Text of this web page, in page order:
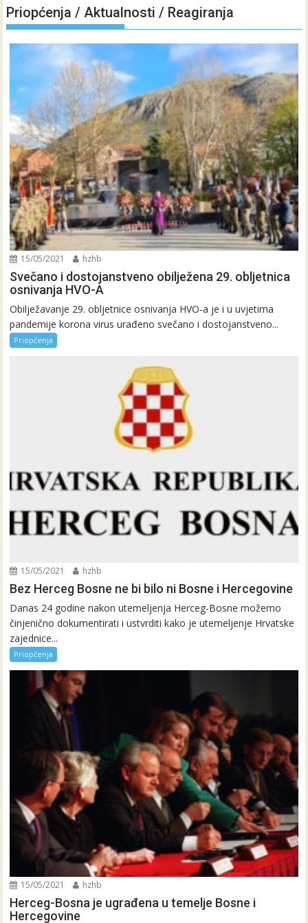
Priopćenja / Aktualnosti / Reagiranja
15/05/2021 hzhb
Svečano i dostojanstveno obilježena 29. obljetnica
osnivanja HVO-A
Obilježavanje 29. obljetnice osnivanja HVO-a je i u uvjetima
pandemije korona virus urađeno svečano i dostojanstveno...
Priopćenja
15/05/2021 hzhb
Bez Herceg Bosne ne bi bilo ni Bosne i Hercegovine
Danas 24 godine nakon utemeljenja Herceg-Bosne možemo
činjenično dokumentirati i ustvrditi kako je utemeljenje Hrvatske
zajednice...
Priopćenja
15/05/2021 hzhb
Herceg-Bosna je ugrađena u temelje Bosne i
Hercegovine